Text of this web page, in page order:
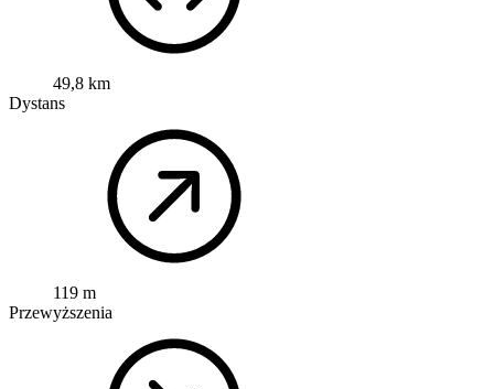
49,8 km
Dystans
119 m
Przewyższenia